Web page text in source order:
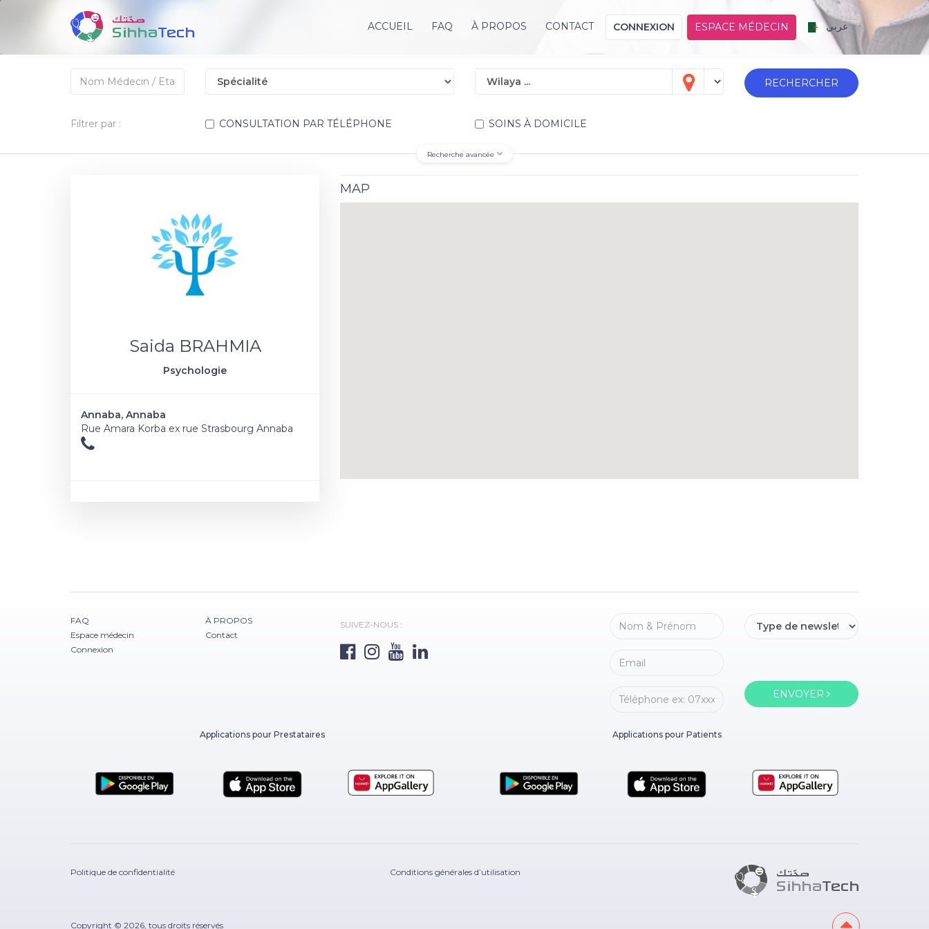
ACCUEIL FAQ À PROPOS CONTACT CONNEXION ESPACE MÉDECIN عربي
RECHERCHER
Filtrer par : CONSULTATION PAR TÉLÉPHONE SOINS À DOMICILE
Recherche avancée
Saida BRAHMIA
Psychologie
Annaba, Annaba
Rue Amara Korba ex rue Strasbourg Annaba
MAP
FAQ
Espace médecin
Connexion
À PROPOS
Contact
SUIVEZ-NOUS :
ENVOYER
Applications pour Prestataires Applications pour Patients
Politique de confidentialité Conditions générales d’utilisation
Copyright © 2026, tous droits réservés